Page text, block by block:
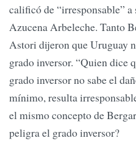
calificó de “irresponsable” a
Azucena Arbeleche. Tanto
Astori dijeron que Uruguay
grado inversor. “Quien dice
grado inversor no sabe el
mínimo, resulta
el mismo concepto de
peligra el grado inversor?